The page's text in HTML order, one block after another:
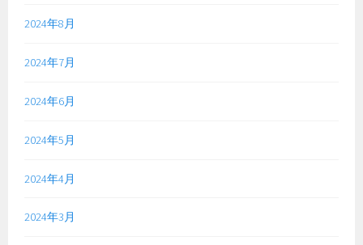
2024年8月
2024年7月
2024年6月
2024年5月
2024年4月
2024年3月